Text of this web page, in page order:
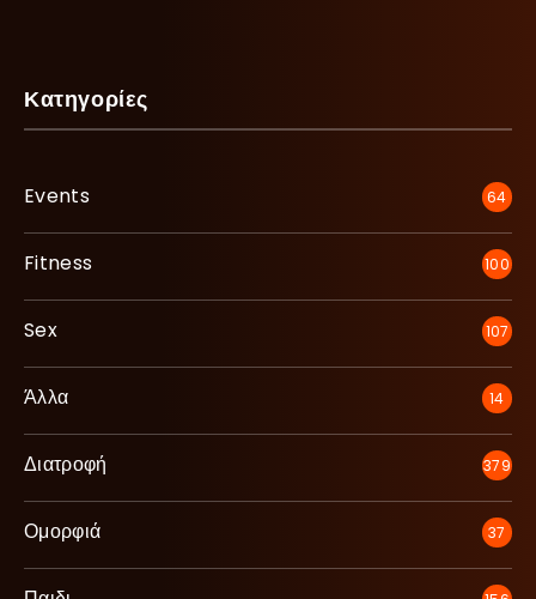
Κατηγορίες
Events 64
Fitness 100
Sex 107
Άλλα 14
Διατροφή 379
Ομορφιά 37